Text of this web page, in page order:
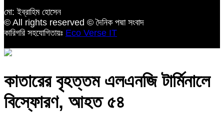
মো: ইব্রাহিম হোসেন
© All rights reserved © দৈনিক পদ্মা সংবাদ
কারিগরি সহযোগিতায়ঃ Eco Verse IT
কাতারের বৃহত্তম এলএনজি টার্মিনালে
বিস্ফোরণ, আহত ৫৪